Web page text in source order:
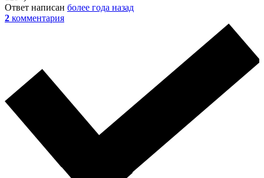
Ответ написан более года назад
2 комментария